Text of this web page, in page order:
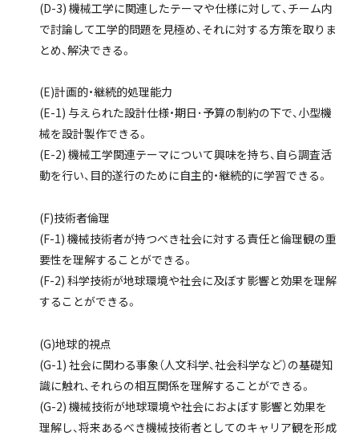
(D-3) 機械工学に関連したテーマや仕様に対して、チーム内
で討論して工学的問題を見極め、それに対する方策を取りま
とめ、解決できる。
(E)計画的・継続的処理能力
(E-1) 与えられた設計仕様・期日･予算の制約の下で、小型機
械を設計製作できる。
(E-2) 機械工学関連テーマについて興味を持ち、自ら調査活
動を行い、目的遂行のために自主的・継続的に学習できる。
(F)技術者倫理
(F-1) 機械技術者が持つべき社会に対する責任と倫理観の重
要性を理解することができる。
(F-2) 科学技術が地球環境や社会に及ぼす影響と効果を理解
することができる。
(G)地球的視点
(G-1) 社会に関わる事象（人文科学、社会科学など）の基礎知
識に触れ、それらの相互関係を理解することができる。
(G-2) 機械技術が地球環境や社会におよぼす影響と効果を
理解し、将来あるべき機械技術者としてのキャリア観を形成